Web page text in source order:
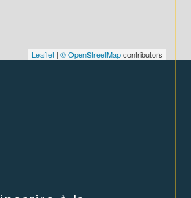
Leaflet | © OpenStreetMapcontributors